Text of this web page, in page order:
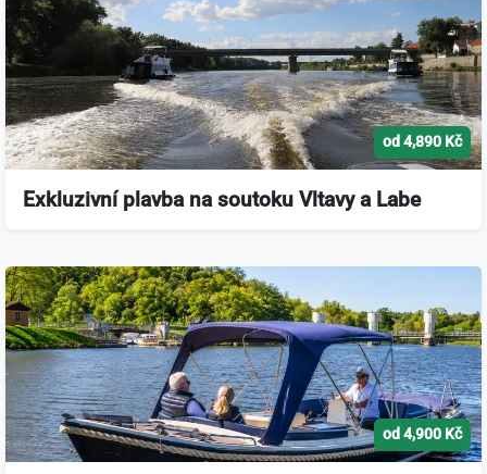
od 4,890 Kč
Exkluzivní plavba na soutoku Vltavy a Labe
od 4,900 Kč